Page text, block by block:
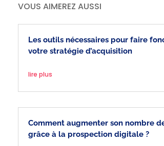
VOUS AIMEREZ AUSSI
Les outils nécessaires pour faire
votre stratégie d’acquisition
lire plus
Comment augmenter son nombre
grâce à la prospection digitale ?